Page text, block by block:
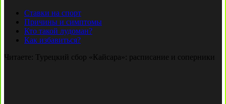
Ставки на спорт
Причины и симптомы
Кто такой лудоман?
Как избавиться?
Читаете: Турецкий сбор «Кайсара»: расписание и соперники